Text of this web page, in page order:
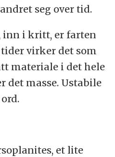
seg over tid.
inn i kritt, er farten
virker det som
materiale i det hele
det masse. Ustabile
et lite